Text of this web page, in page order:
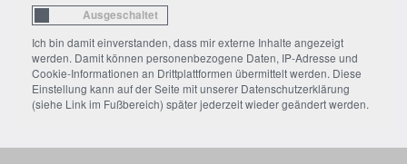
Ich bin damit einverstanden, dass mir externe Inhalte angezeigt
werden. Damit können personenbezogene Daten, IP-Adresse und
Cookie-Informationen an Drittplattformen übermittelt werden. Diese
Einstellung kann auf der Seite mit unserer Datenschutzerklärung
(siehe Link im Fußbereich) später jederzeit wieder geändert werden.